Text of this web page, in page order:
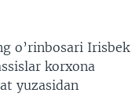
o’rinbosari Irisbek
korxona
yuzasidan